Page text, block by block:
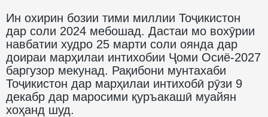
Ин охирин бозии тими миллии Тоҷикистон
дар соли 2024 мебошад. Дастаи мо вохӯрии
навбатии худро 25 марти соли оянда дар
доираи марҳилаи интихобии Ҷоми Осиё-2027
баргузор мекунад. Рақибони мунтахаби
Тоҷикистон дар марҳилаи интихобӣ рӯзи 9
декабр дар маросими қуръакашӣ муайян
хоҳанд шуд.